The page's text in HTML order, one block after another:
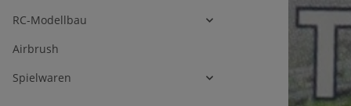
RC-Modellbau
Airbrush
Spielwaren